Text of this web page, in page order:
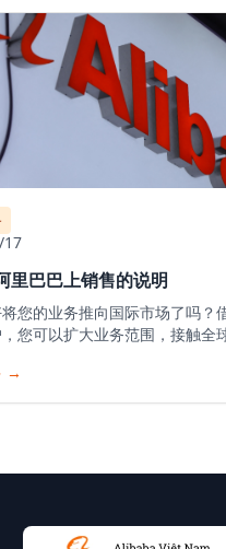
17
里巴巴上销售的说明
您的业务推向国际市场了吗？
您可以扩大业务范围，接触全
详细指南。
→